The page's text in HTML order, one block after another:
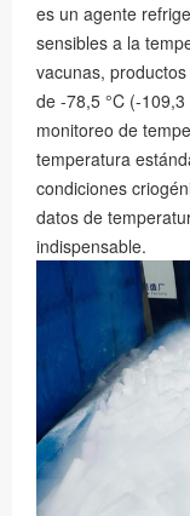
es un agente
sensibles a la
vacunas,
de -78,5 °C (-
monitoreo de
temperatura
condiciones
datos de
indispensable.